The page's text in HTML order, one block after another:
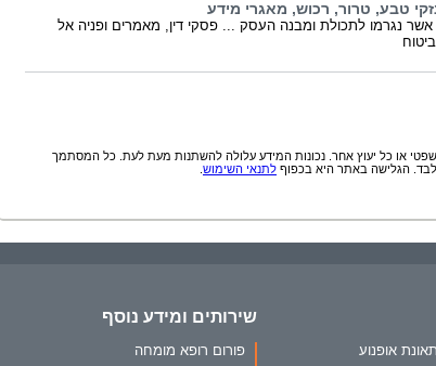
טבע, טרור, רכוש, מאגרי מידע
נגרמו לתכולת ומבנה העסק ... פסקי דין, מאמרים ופניה אל
או כל יעוץ אחר. נכונות המידע עלולה להשתנות מעת לעת. כל המסתמך
הגלישה באתר היא בכפוף לתנאי השימוש
אופנוע
שירותים ומידע נוסף
פורום רופא מומחה